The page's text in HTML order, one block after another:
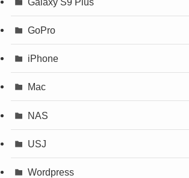
GoPro
iPhone
Mac
NAS
USJ
Wordpress